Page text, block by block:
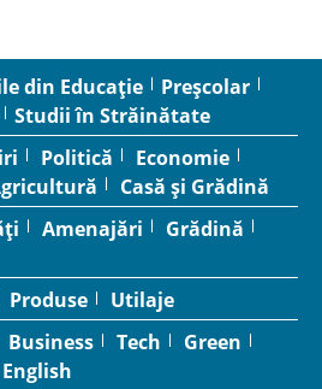
din Educație
Preșcolar
Studii în Străinătate
Politică
Economie
Casă și Grădină
Amenajări
Grădină
Produse
Utilaje
Business Tech
Green
English